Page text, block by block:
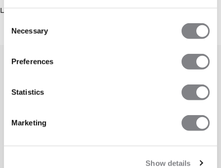
Selection
Necessary
Preferences
Statistics
Marketing
Show details
Liknande produkter